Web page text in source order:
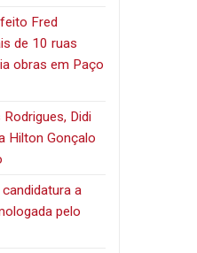
Fred
de 10 ruas
obras em Paço
Didi
Hilton Gonçalo
a
pelo